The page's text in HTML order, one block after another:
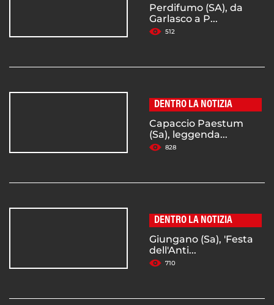
Perdifumo (SA), da
Garlasco a P...
512
DENTRO LA NOTIZIA
Capaccio Paestum
(Sa), leggenda...
828
DENTRO LA NOTIZIA
Giungano (Sa), 'Festa
dell'Anti...
710